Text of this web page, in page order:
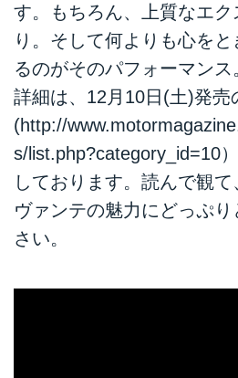
す。もちろん、上質なエ
り。そして何よりも心を
るのがそのパフォーマンス
詳細は、12月10日(土)発売
(http://
s/list.php?category_id=10
しております。読んで観
ヴァンテの魅力にどっぷ
さい。